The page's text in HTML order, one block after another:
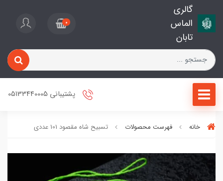
گالری
الماس
تابان
0
پشتیبانی 05133440005
خانه فهرست محصولات تسبیح شاه مقصود 101 عددی